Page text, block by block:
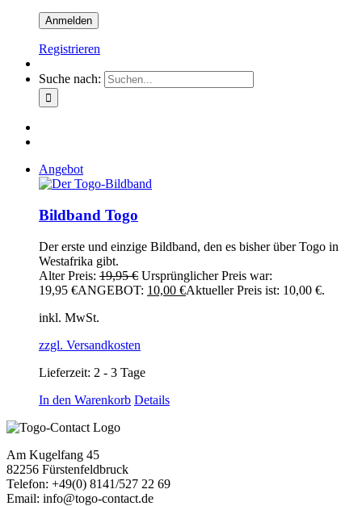
Registrieren
Suche nach:
Angebot
Bildband Togo
Der erste und einzige Bildband, den es bisher über Togo in
Westafrika gibt.
Alter Preis: 19,95€ Ursprünglicher Preis war:
19,95 €ANGEBOT: 10,00 €Aktueller Preis ist: 10,00 €.
inkl. MwSt.
zzgl. Versandkosten
Lieferzeit: 2 - 3 Tage
In den Warenkorb Details
Am Kugelfang 45
82256 Fürstenfeldbruck
Telefon: +49(0) 8141/527 22 69
Email: info@togo-contact.de